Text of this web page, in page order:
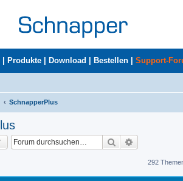
Produkte Download Bestellen Support-
SchnapperPlus
Suche
292